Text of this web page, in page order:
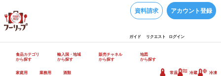
資料請求 アカウント登録
ガイド リクエスト ログイン
食品カテゴリ
から探す
輸入国・地域
から探す
販売チャネル
から探す
地図
から探す
家庭用 業務用 酒類 常温 冷蔵 冷凍